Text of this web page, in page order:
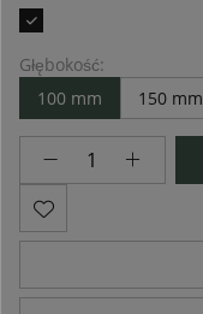
Głębokość:
100 mm
150 mm